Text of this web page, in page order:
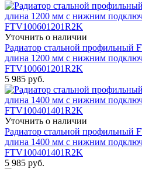
Уточнить о наличии
Радиатор стальной профильный
длина 1200 мм с нижним
FTV100601201R2K
5 985 руб.
Уточнить о наличии
Радиатор стальной профильный
длина 1400 мм с нижним
FTV100401401R2K
5 985 руб.